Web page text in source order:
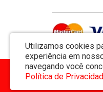
Utilizamos cookies
experiência em
navegando você
Política deMVT Comércio de